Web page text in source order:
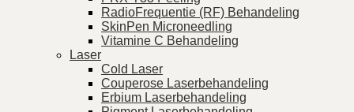
RadioFrequentie (RF) Behandeling
SkinPen Microneedling
Vitamine C Behandeling
Laser
Cold Laser
Couperose Laserbehandeling
Erbium Laserbehandeling